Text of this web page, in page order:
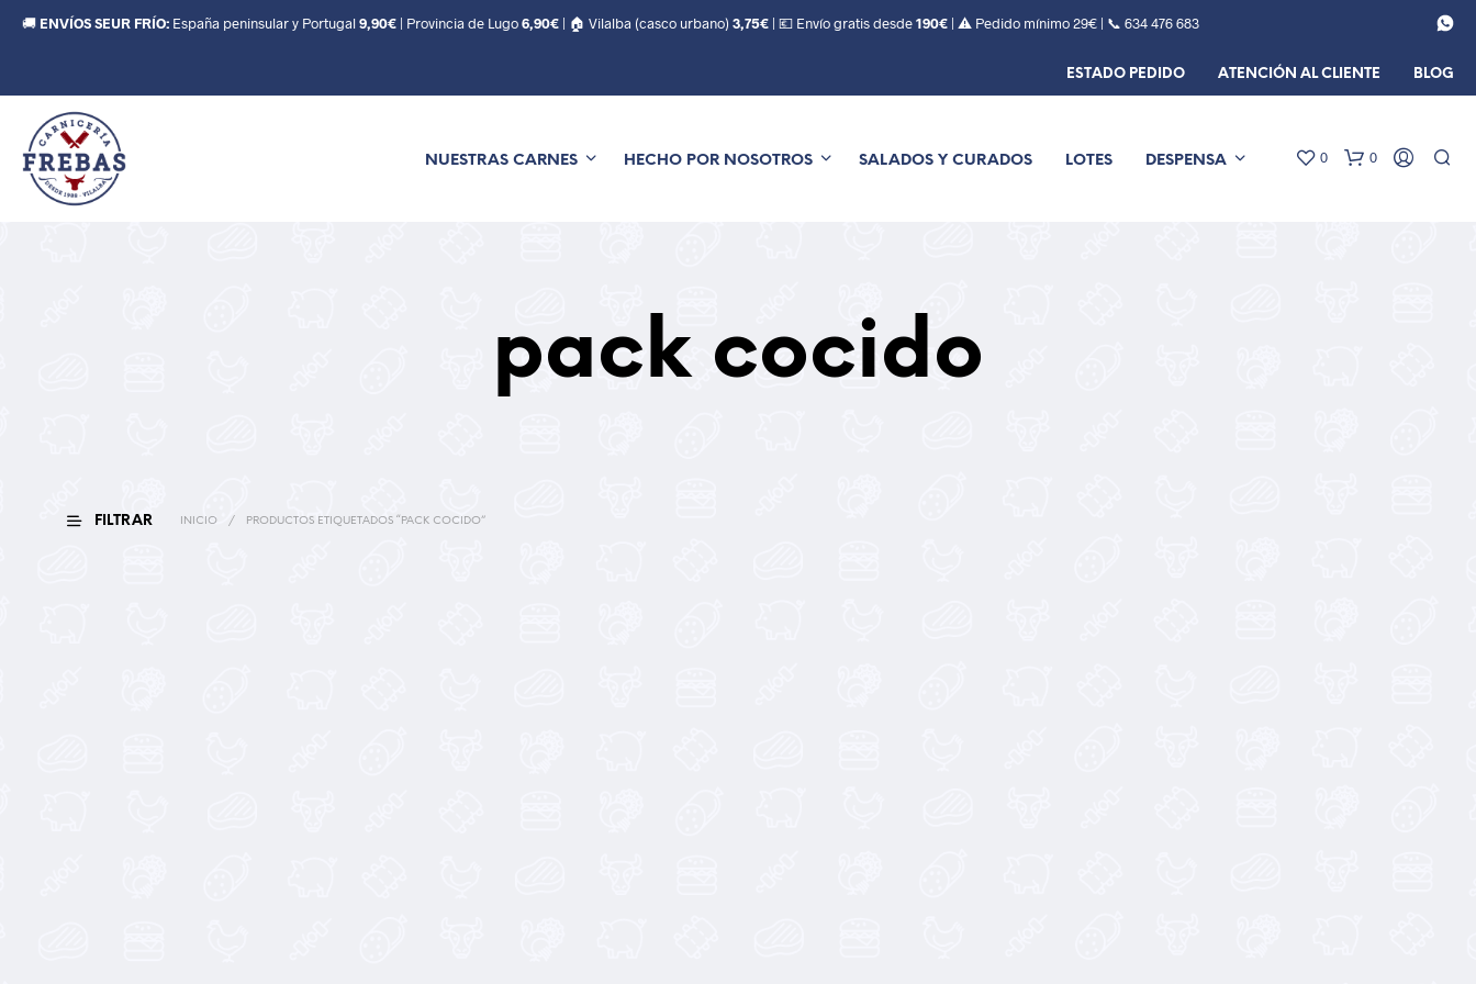
🚚 ENVÍOS SEUR FRÍO: España peninsular y Portugal9,90€ | Provincia de Lugo6,90€ | 🏠 Vilalba (casco urbano) 3,75€ | 💶 Envío gratis desde190€ | ⚠️ Pedido mínimo 29€ | 📞 634 476 683
ESTADO PEDIDO ATENCIÓN AL CLIENTE BLOG
NUESTRAS CARNES HECHO POR NOSOTROS SALADOS Y CURADOS LOTES DESPENSA 0 0
pack cocido
FILTRAR INICIO / PRODUCTOS ETIQUETADOS “PACK COCIDO”